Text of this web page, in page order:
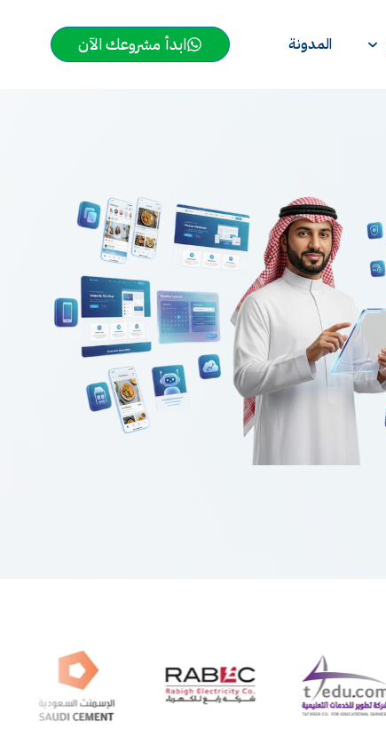
المدونة ابدأ مشروعك الآن